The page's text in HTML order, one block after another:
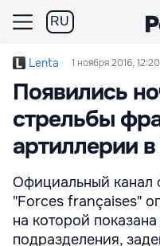
RU
Lenta 1 ноября 2016, 12:20
Появились
стрельбы
артиллерии
Официальный канал
"Forces françaises"
на которой
подразделения,